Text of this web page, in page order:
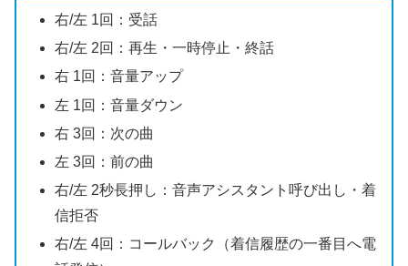
右/左 1回：受話
右/左 2回：再生・一時停止・終話
右 1回：音量アップ
左 1回：音量ダウン
右 3回：次の曲
左 3回：前の曲
右/左 2秒長押し：音声アシスタント呼び出し・着
信拒否
右/左 4回：コールバック（着信履歴の一番目へ電